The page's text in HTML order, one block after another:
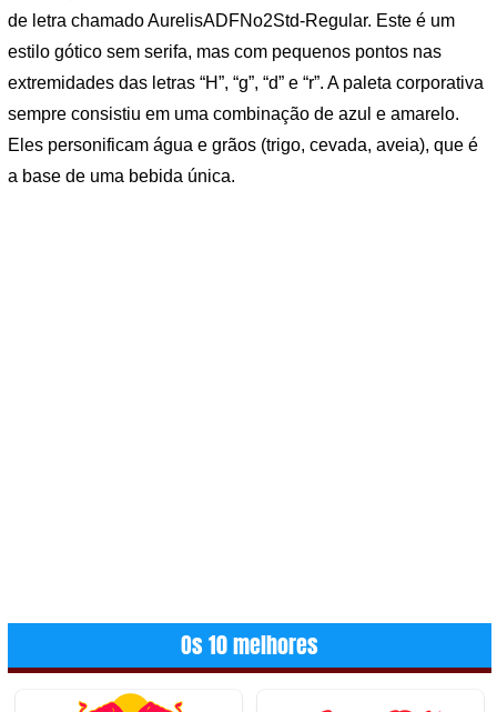
de letra chamado AurelisADFNo2Std-Regular. Este é um
estilo gótico sem serifa, mas com pequenos pontos nas
extremidades das letras “H”, “g”, “d” e “r”. A paleta corporativa
sempre consistiu em uma combinação de azul e amarelo.
Eles personificam água e grãos (trigo, cevada, aveia), que é
a base de uma bebida única.
Os 10 melhores